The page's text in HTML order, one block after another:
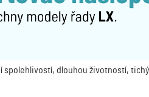
spolehlivostí, dlouhou životností,